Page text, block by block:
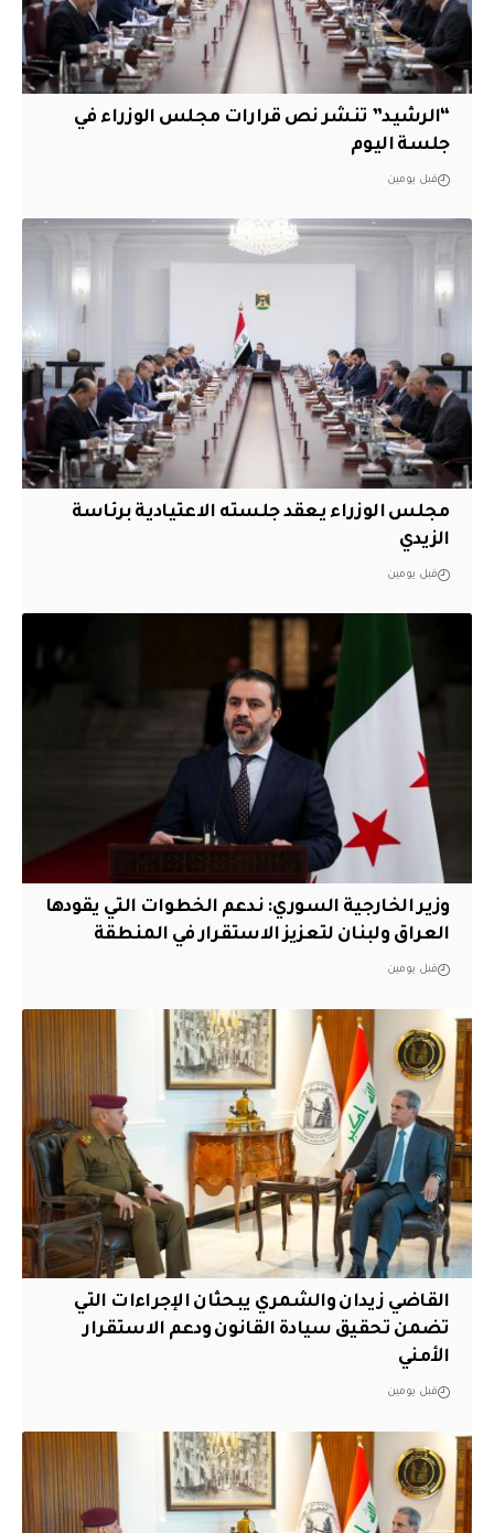
“الرشيد” تنشر نص قرارات مجلس الوزراء في
جلسة اليوم
قبل يومين
مجلس الوزراء يعقد جلسته الاعتيادية برئاسة
الزيدي
قبل يومين
وزير الخارجية السوري: ندعم الخطوات التي يقودها
العراق ولبنان لتعزيز الاستقرار في المنطقة
قبل يومين
القاضي زيدان والشمري يبحثان الإجراءات التي
تضمن تحقيق سيادة القانون ودعم الاستقرار
الأمني
قبل يومين